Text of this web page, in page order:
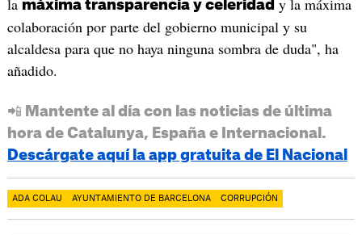
la máxima transparencia y celeridad y la máxima
colaboración por parte del gobierno municipal y su
alcaldesa para que no haya ninguna sombra de duda", ha
añadido.
📲 Mantente al día con las noticias de última
hora de Catalunya, España e Internacional.
Descárgate aquí la app gratuita de El Nacional
ADA COLAU AYUNTAMIENTO DE BARCELONA CORRUPCIÓN